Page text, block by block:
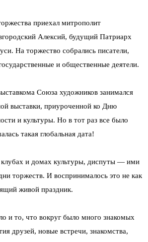
приехал митрополит
Алексий, будущий Патриарх
На торжество собрались писатели,
и общественные деятели.
Союза художников занимался
выставки, приуроченной ко Дню
и культуры. Но в тот раз все было
такая глобальная дата!
и домах культуры, диспуты — ими
торжеств. И воспринималось это не как
живой праздник.
и то, что вокруг было много знакомых
друзей, новые встречи, знакомства,